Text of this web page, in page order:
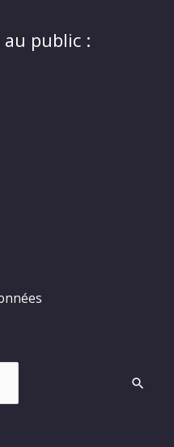
au public :